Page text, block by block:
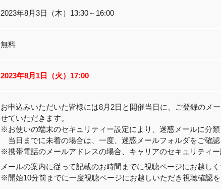
2023年8月3日（木）13:30～16:00
無料
2023年8月1日（火）17:00
お申込みいただいた皆様には8月2日と開催当日に、ご登録のメ
せていただきます。
※お使いの端末のセキュリティー設定により、迷惑メールに分類
当日までに未着の場合は、一度、迷惑メールフォルダをご確認
※携帯電話のメールアドレスの場合、キャリアのセキュリティ
メールの案内に従って記載のお時間までに視聴ページにお越しく
※開始10分前までに一度視聴ページにお越しいただき視聴確認を